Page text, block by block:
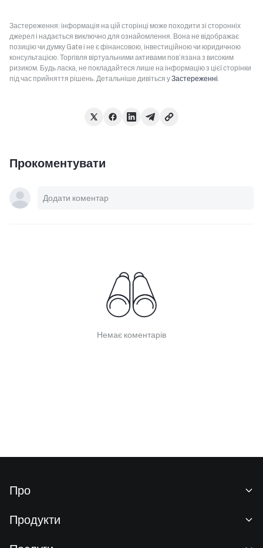
Застереження: інформація на цій сторінці може походити зі сторонніх
джерел і надається виключно для ознайомлення. Вона не відображає
позицію чи думку Gate і не є фінансовою, інвестиційною чи юридичною
консультацією. Торгівля віртуальними активами пов’язана з високим
ризиком. Будь ласка, не покладайтеся лише на інформацію з цієї сторінки
під час прийняття рішень. Детальніше дивіться уЗастереженні.
Прокоментувати
Немає коментарів
Про
Продукти